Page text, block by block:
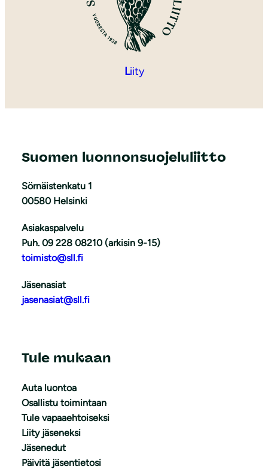
Liity
Suomen luonnonsuojeluliitto
Sörnäistenkatu 1
00580 Helsinki
Asiakaspalvelu
Puh. 09 228 08210 (arkisin 9-15)
toimisto@sll.fi
Jäsenasiat
jasenasiat@sll.fi
Tule mukaan
Auta luontoa
Osallistu toimintaan
Tule vapaaehtoiseksi
Liity jäseneksi
Jäsenedut
Päivitä jäsentietosi